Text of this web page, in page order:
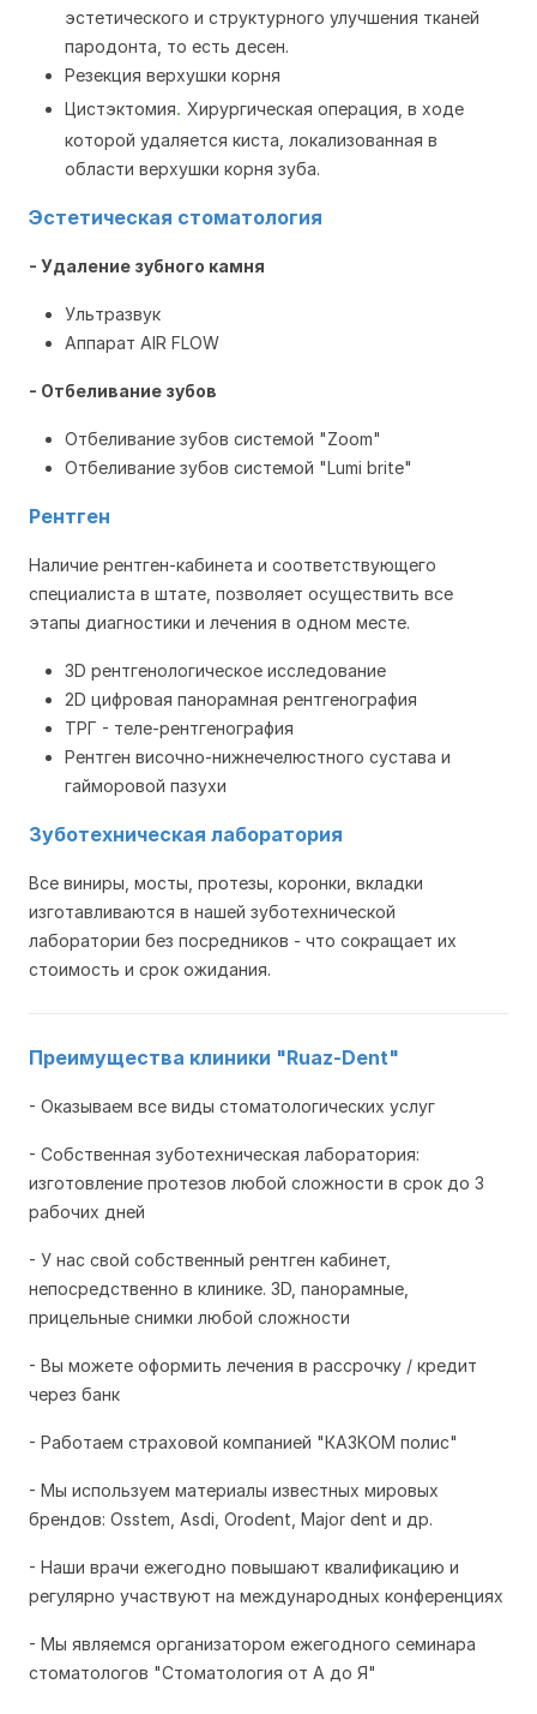
эстетического и структурного улучшения тканей
пародонта, то есть десен.
Резекция верхушки корня
Цистэктомия. Хирургическая операция, в ходе
которой удаляется киста, локализованная в
области верхушки корня зуба.
Эстетическая стоматология
- Удаление зубного камня
Ультразвук
Аппарат AIR FLOW
- Отбеливание зубов
Отбеливание зубов системой "Zoom"
Отбеливание зубов системой "Lumi brite"
Рентген
Наличие рентген-кабинета и соответствующего
специалиста в штате, позволяет осуществить все
этапы диагностики и лечения в одном месте.
3D рентгенологическое исследование
2D цифровая панорамная рентгенография
ТРГ - теле-рентгенография
Рентген височно-нижнечелюстного сустава и
гайморовой пазухи
Зуботехническая лаборатория
Все виниры, мосты, протезы, коронки, вкладки
изготавливаются в нашей зуботехнической
лаборатории без посредников - что сокращает их
стоимость и срок ожидания.
Преимущества клиники "Ruaz-Dent"
- Оказываем все виды стоматологических услуг
- Собственная зуботехническая лаборатория:
изготовление протезов любой сложности в срок до 3
рабочих дней
- У нас свой собственный рентген кабинет,
непосредственно в клинике. 3D, панорамные,
прицельные снимки любой сложности
- Вы можете оформить лечения в рассрочку / кредит
через банк
- Работаем страховой компанией "КАЗКОМ полис"
- Мы используем материалы известных мировых
брендов: Osstem, Asdi, Orodent, Major dent и др.
- Наши врачи ежегодно повышают квалификацию и
регулярно участвуют на международных конференциях
- Мы являемся организатором ежегодного семинара
стоматологов "Стоматология от А до Я"